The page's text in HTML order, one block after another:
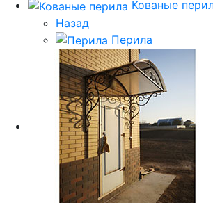
Кованые
Назад
Перила